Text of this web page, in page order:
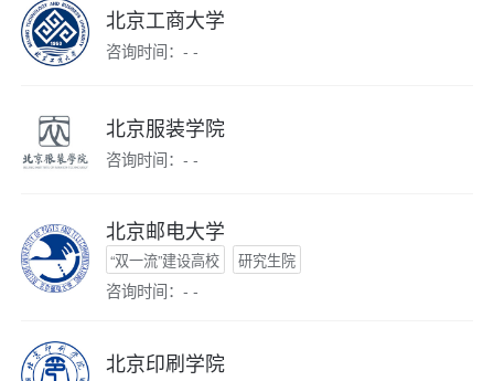
北京工商大学
咨询时间：- -
北京服装学院
咨询时间：- -
北京邮电大学
“双一流”建设高校 研究生院
咨询时间：- -
北京印刷学院